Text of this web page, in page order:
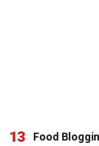
13
Food